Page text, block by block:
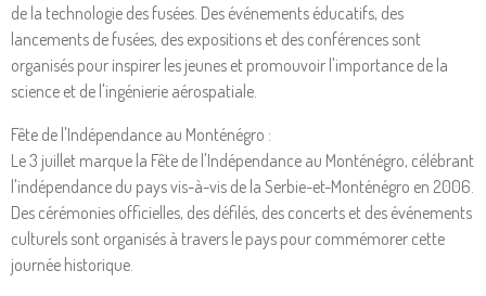
de la technologie des fusées. Des événements éducatifs, des
lancements de fusées, des expositions et des conférences sont
organisés pour inspirer les jeunes et promouvoir l'importance de la
science et de l'ingénierie aérospatiale.
Fête de l'Indépendance au Monténégro :
Le 3 juillet marque la Fête de l'Indépendance au Monténégro, célébrant
l'indépendance du pays vis-à-vis de la Serbie-et-Monténégro en 2006.
Des cérémonies officielles, des défilés, des concerts et des événements
culturels sont organisés à travers le pays pour commémorer cette
journée historique.